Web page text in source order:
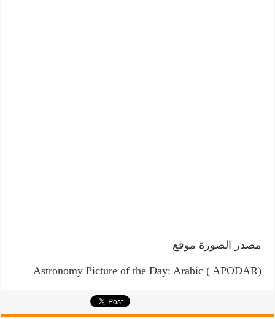
مصدر الصورة موقع
Astronomy Picture of the Day: Arabic ( APODAR)